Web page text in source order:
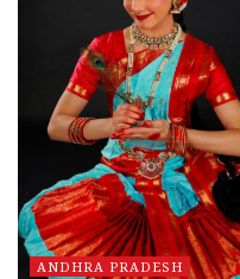
ANDHRA PRADESH